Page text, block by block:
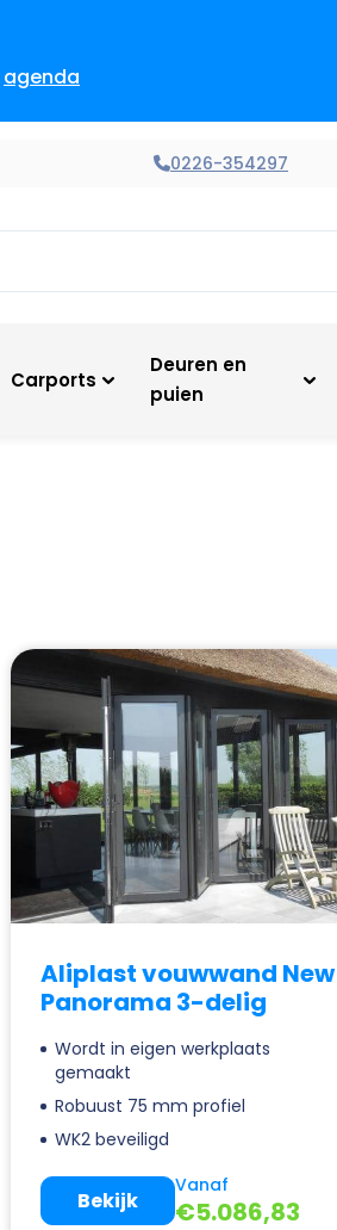
agenda
0226-354297
Carports
Deuren en
puien
Aliplast vouwwand New
Panorama 3-delig
Wordt in eigen werkplaats
gemaakt
Robuust 75 mm profiel
WK2 beveiligd
Vanaf
€5.086,83
Bekijk